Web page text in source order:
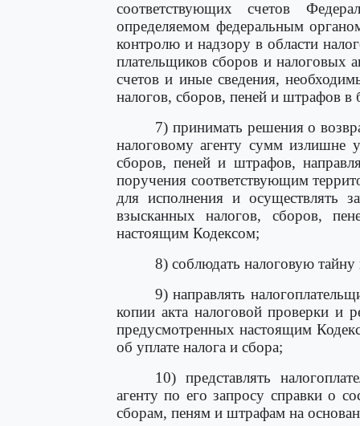
соответствующих счетов
определяемом федеральным
контролю и надзору в области
плательщиков сборов и налоговых
счетов и иные сведения,
налогов, сборов, пеней и штрафов
7) принимать решения о
налоговому агенту сумм излишне
сборов, пеней и штрафов,
поручения соответствующим
для исполнения и осуществлять
взысканных налогов, сборов,
настоящим Кодексом;
8) соблюдать налоговую тайну
9) направлять
копии акта налоговой проверки и
предусмотренных настоящим
об уплате налога и сбора;
10) представлять
агенту по его запросу справки о
сборам, пеням и штрафам на